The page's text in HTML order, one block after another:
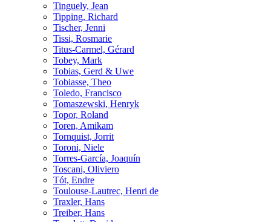
Tinguely, Jean
Tipping, Richard
Tischer, Jenni
Tissi, Rosmarie
Titus-Carmel, Gérard
Tobey, Mark
Tobias, Gerd & Uwe
Tobiasse, Theo
Toledo, Francisco
Tomaszewski, Henryk
Topor, Roland
Toren, Amikam
Tornquist, Jorrit
Toroni, Niele
Torres-García, Joaquín
Toscani, Oliviero
Tót, Endre
Toulouse-Lautrec, Henri de
Traxler, Hans
Treiber, Hans